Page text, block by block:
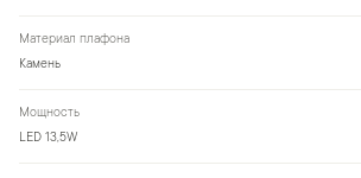
Материал плафона
Камень
Мощность
LED 13,5W